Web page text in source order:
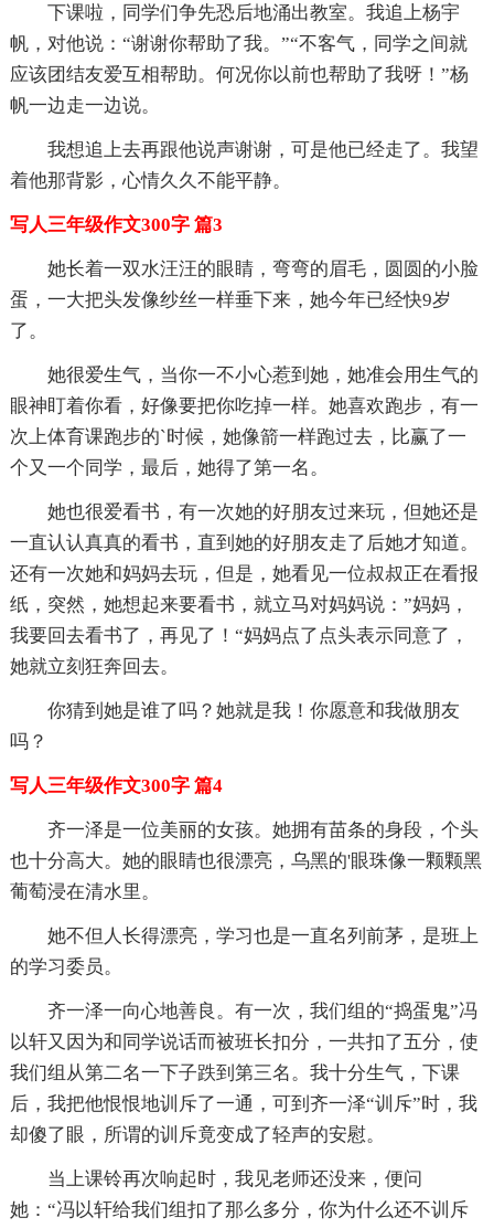
下课啦，同学们争先恐后地涌出教室。我追上杨宇
帆，对他说：“谢谢你帮助了我。”“不客气，同学之间就
应该团结友爱互相帮助。何况你以前也帮助了我呀！”杨
帆一边走一边说。
我想追上去再跟他说声谢谢，可是他已经走了。我望
着他那背影，心情久久不能平静。
写人三年级作文300字 篇3
她长着一双水汪汪的眼睛，弯弯的眉毛，圆圆的小脸
蛋，一大把头发像纱丝一样垂下来，她今年已经快9岁
了。
她很爱生气，当你一不小心惹到她，她准会用生气的
眼神盯着你看，好像要把你吃掉一样。她喜欢跑步，有一
次上体育课跑步的`时候，她像箭一样跑过去，比赢了一
个又一个同学，最后，她得了第一名。
她也很爱看书，有一次她的好朋友过来玩，但她还是
一直认认真真的看书，直到她的好朋友走了后她才知道。
还有一次她和妈妈去玩，但是，她看见一位叔叔正在看报
纸，突然，她想起来要看书，就立马对妈妈说：”妈妈，
我要回去看书了，再见了！“妈妈点了点头表示同意了，
她就立刻狂奔回去。
你猜到她是谁了吗？她就是我！你愿意和我做朋友
吗？
写人三年级作文300字 篇4
齐一泽是一位美丽的女孩。她拥有苗条的身段，个头
也十分高大。她的眼睛也很漂亮，乌黑的'眼珠像一颗颗黑
葡萄浸在清水里。
她不但人长得漂亮，学习也是一直名列前茅，是班上
的学习委员。
齐一泽一向心地善良。有一次，我们组的“捣蛋鬼”冯
以轩又因为和同学说话而被班长扣分，一共扣了五分，使
我们组从第二名一下子跌到第三名。我十分生气，下课
后，我把他恨恨地训斥了一通，可到齐一泽“训斥”时，我
却傻了眼，所谓的训斥竟变成了轻声的安慰。
当上课铃再次响起时，我见老师还没来，便问
她：“冯以轩给我们组扣了那么多分，你为什么还不训斥